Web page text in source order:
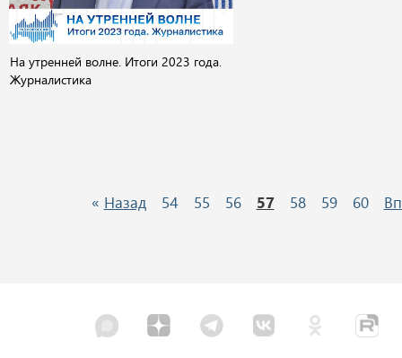
На утренней волне. Итоги 2023 года.
Журналистика
« Назад 54 55 56 57 58 59 60